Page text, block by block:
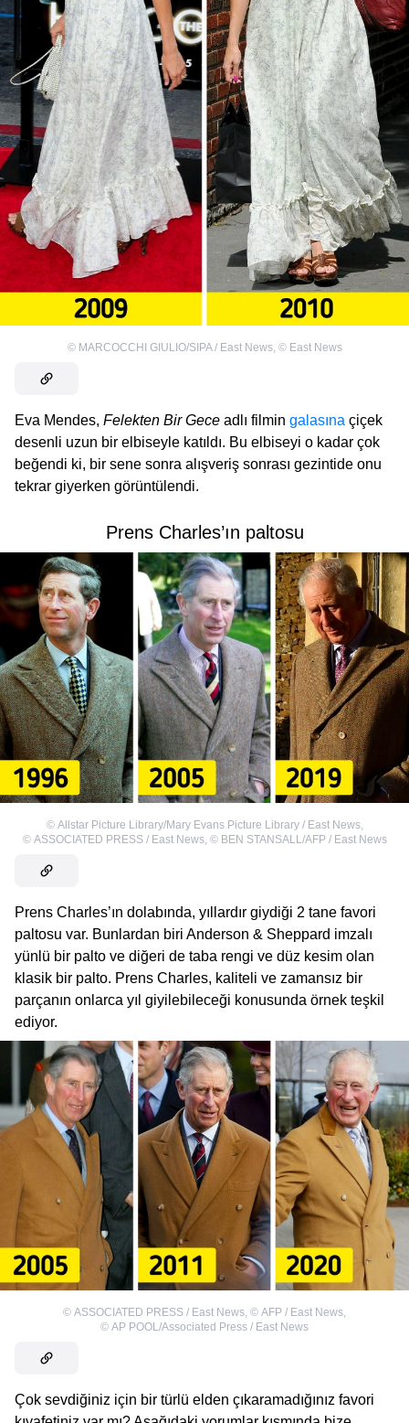
© MARCOCCHI GIULIO/SIPA / East News, © East News
Eva Mendes, Felekten Bir Gece adlı filmin galasına çiçek
desenli uzun bir elbiseyle katıldı. Bu elbiseyi o kadar çok
beğendi ki, bir sene sonra alışveriş sonrası gezintide onu
tekrar giyerken görüntülendi.
Prens Charles’ın paltosu
© Allstar Picture Library/Mary Evans Picture Library / East News,
© ASSOCIATED PRESS / East News, © BEN STANSALL/AFP / East News
Prens Charles’ın dolabında, yıllardır giydiği 2 tane favori
paltosu var. Bunlardan biri Anderson & Sheppard imzalı
yünlü bir palto ve diğeri de taba rengi ve düz kesim olan
klasik bir palto. Prens Charles, kaliteli ve zamansız bir
parçanın onlarca yıl giyilebileceği konusunda örnek teşkil
ediyor.
© ASSOCIATED PRESS / East News, © AFP / East News,
© AP POOL/Associated Press / East News
Çok sevdiğiniz için bir türlü elden çıkaramadığınız favori